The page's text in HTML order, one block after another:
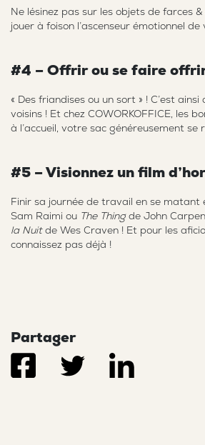
Ne lésinez pas sur les objets de farces
jouer à foison l’ascenseur émotionnel
#4 – Offrir ou se faire offrir
« Des friandises ou un sort » ! C’est
voisins ! Et chez COWORKOFFICE, les
à l’accueil, votre sac généreusement se
#5 – Visionnez un film
Finir sa journée de travail en se matant
Sam Raimi ou The Thingde John
la Nuitde Wes Craven ! Et pour les
connaissez pas déjà !
Partager